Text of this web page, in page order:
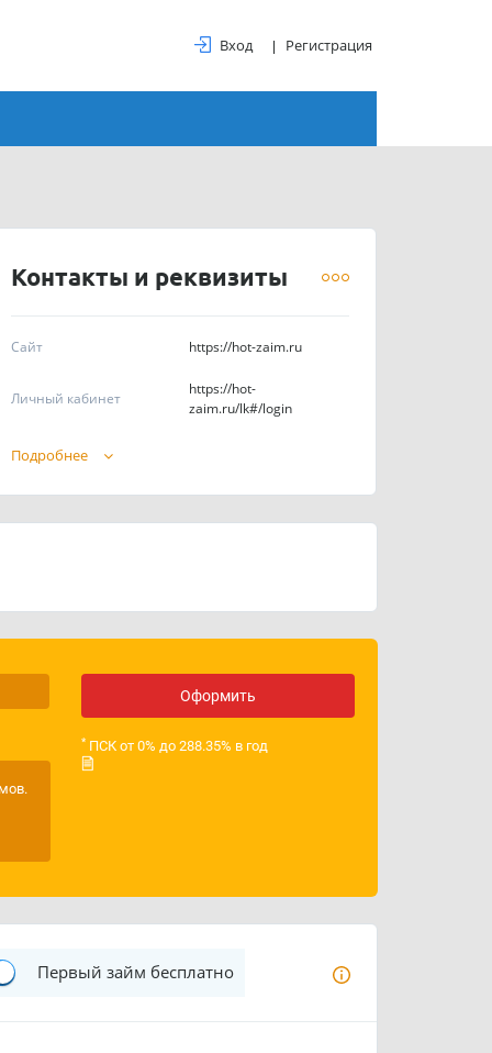
Вход Регистрация
Контакты и реквизиты
Сайт https://hot-zaim.ru
Личный кабинет
https://hot-
zaim.ru/lk#/login
Телефоны
График работы круглосуточно
Лицензия ЦБ РФ
Подробнее
Оформить
* ПСК от 0% до 288.35% в год
Первый займ бесплатно